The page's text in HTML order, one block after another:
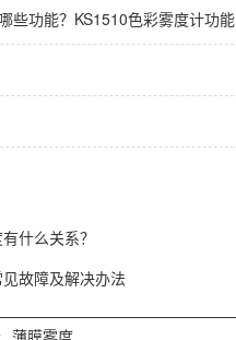
些功能？KS1510色彩雾度计功能
什么关系？
故障及解决办法
薄膜雾度